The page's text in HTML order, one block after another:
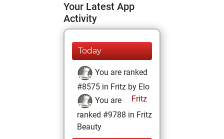
Your Latest App
Activity
Today
You are ranked
#8575 in Fritz by Elo
Fritz
You are
ranked #9788 in Fritz
Beauty